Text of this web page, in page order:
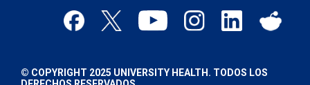
© COPYRIGHT 2025 UNIVERSITY HEALTH. TODOS LOS